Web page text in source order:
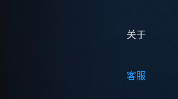
关于
客服